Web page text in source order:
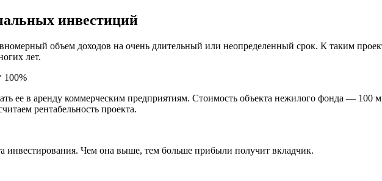
инвестиций
объем доходов на очень длительный или неопределенный срок. К таким
лет.
100%
ее в аренду коммерческим предприятиям. Стоимость объекта нежилого фонда — 100
рентабельность проекта.
инвестирования. Чем она выше, тем больше прибыли получит вкладчик.